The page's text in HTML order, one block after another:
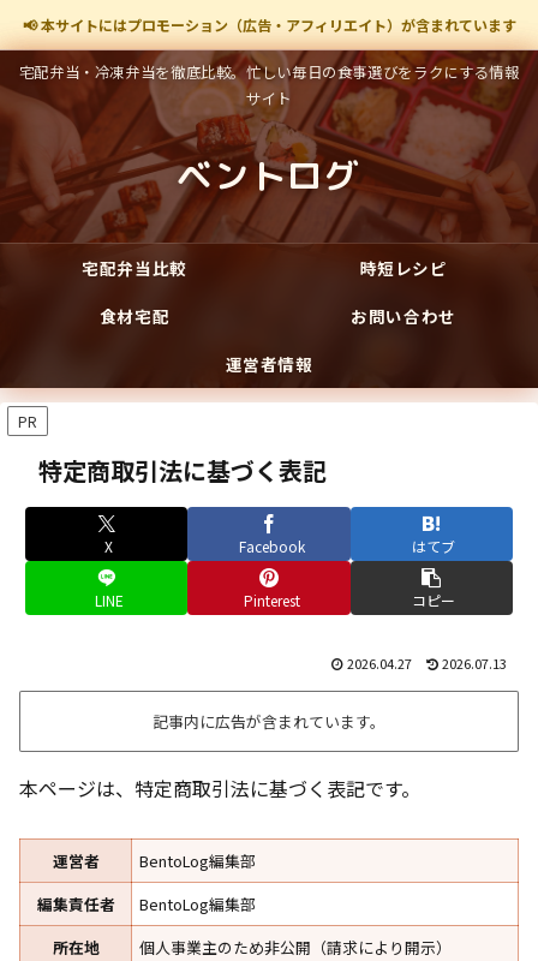
📢 本サイトにはプロモーション（広告・アフィリエイト）が含まれています
宅配弁当・冷凍弁当を徹底比較。忙しい毎日の食事選びをラクにする情報
サイト
ベントログ
宅配弁当比較
時短レシピ
食材宅配
お問い合わせ
運営者情報
PR
特定商取引法に基づく表記
X Facebook はてブ
LINE Pinterest コピー
2026.04.27 2026.07.13
記事内に広告が含まれています。
本ページは、特定商取引法に基づく表記です。
運営者
BentoLog編集部
編集責任者
BentoLog編集部
所在地
個人事業主のため非公開（請求により開示）